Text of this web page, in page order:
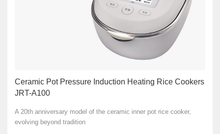
Ceramic Pot Pressure Induction Heating Rice Cookers
JRT-A100
A 20th anniversary model of the ceramic inner pot rice cooker,
evolving beyond tradition